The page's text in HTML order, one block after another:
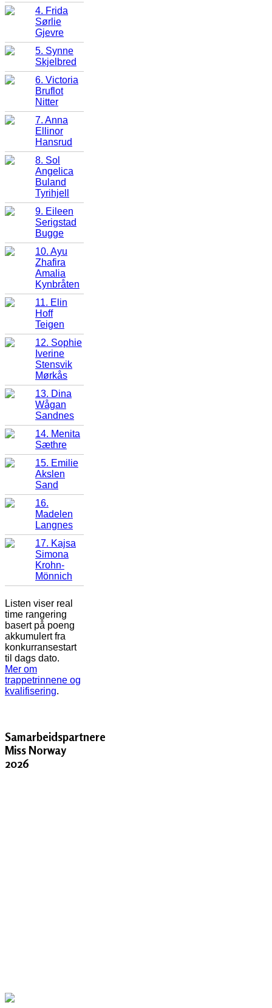
4. Frida
Sørlie
Gjevre
5. Synne
Skjelbred
6. Victoria
Bruflot
Nitter
7. Anna
Ellinor
Hansrud
8. Sol
Angelica
Buland
Tyrihjell
9. Eileen
Serigstad
Bugge
10. Ayu
Zhafira
Amalia
Kynbråten
11. Elin
Hoff
Teigen
12. Sophie
Iverine
Stensvik
Mørkås
13. Dina
Wågan
Sandnes
14. Menita
Sæthre
15. Emilie
Akslen
Sand
16.
Madelen
Langnes
17. Kajsa
Simona
Krohn-
Mönnich
Listen viser real
time rangering
basert på poeng
akkumulert fra
konkurransestart
til dags dato.
Mer om
trappetrinnene og
kvalifisering.
Samarbeidspartnere
Miss Norway
2026